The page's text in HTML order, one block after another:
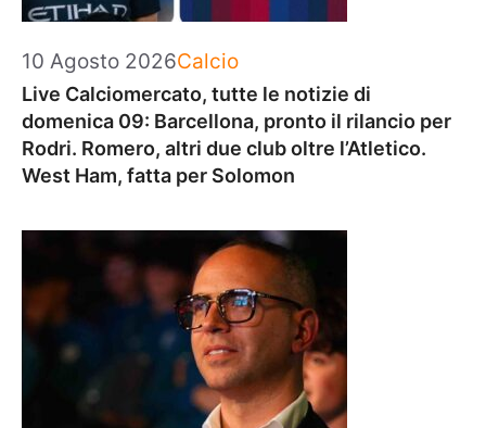
10 Agosto 2026Categorie
Calcio
Live Calciomercato, tutte le notizie di
domenica 09: Barcellona, pronto il rilancio per
Rodri. Romero, altri due club oltre l’Atletico.
West Ham, fatta per Solomon